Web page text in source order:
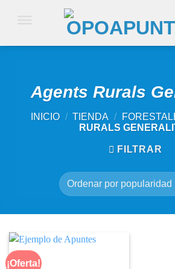
Agents Rurals
INICIO / TIENDA /
RURALS
FILTRAR
¡Oferta!